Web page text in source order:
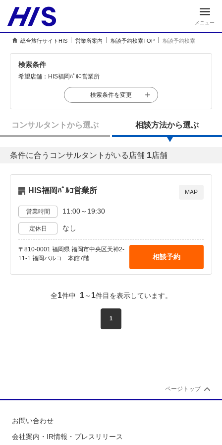
メニュー
総合旅行サイトHIS 営業所案内 相談予約検索TOP 相談予約検索
検索条件
希望店舗： HIS福岡ﾊﾟﾙｺ営業所
検索条件を変更
コンサルタントから選ぶ 相談方法から選ぶ
条件に合うコンサルタントがいる店舗 1店舗
HIS福岡ﾊﾟﾙｺ営業所 MAP
営業時間 11:00～19:30
定休日 なし
〒810-0001 福岡県 福岡市中央区天神2-
11-1 福岡パルコ 本館7階
相談予約
全1件中 1～ 1件目を表示しています。
1
お問い合わせ
会社案内・IR情報・プレスリリース
ページトップ